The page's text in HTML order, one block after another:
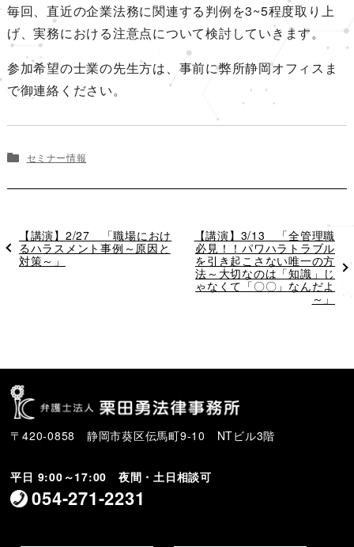
毎回、直近の企業法務に関連する判例を3~5程度取り上
げ、実務における注意点について検討していきます。
参加希望の士業の先生方は、事前に弊所静岡オフィスま
で御連絡ください。
セミナー情報
過
去
の
【講演】2/27 「職場におけ
るハラスメント事例～原因と
対策～」
次
の
投
稿
【講演】3/13 「全管理職
必見！！パワハラトラブル
を引き起こさない唯一の方
法～大切なのは「知識」じ
ゃなくて「〇〇」なんだよ
～」
〒420-0858 静岡市葵区伝馬町9-10 NTビル3階
平日 9:00～17:00 夜間・土日相談可
054-271-2231